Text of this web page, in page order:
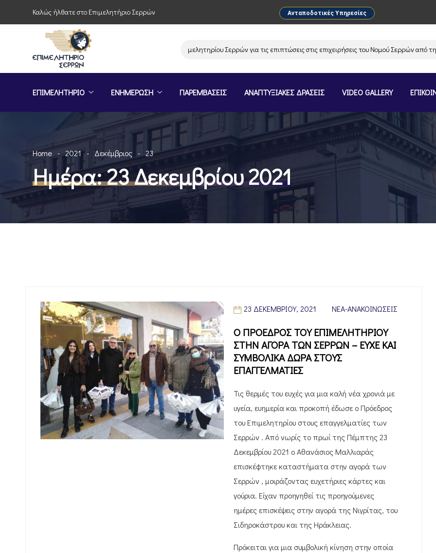
Καλώς ήλθατε στο Επιμελητήριο Σερρών Ανταποδοτικές Υπηρεσίες
Παρέμβαση του Επιμελητηρίου Σερρών για τις επιπτώσεις στις επιχειρήσεις του Νομού Σερρών από
ΕΠΙΜΕΛΗΤΗΡΙΟ ΕΝΗΜΕΡΩΣΗ ΠΑΡΕΜΒΑΣΕΙΣ ΑΝΑΠΤΥΞΙΑΚΕΣ ΔΡΑΣΕΙΣ VIDEO GALLERY
Home 2021 Δεκέμβριος 23
Ημέρα:23 Δεκεμβρίου 2021
23 ΔΕΚΕΜΒΡΊΟΥ, 2021 ΝΈΑ-ΑΝΑΚΟΙΝΏΣΕΙΣ
Ο ΠΡΟΕΔΡΟΣ ΤΟΥ ΕΠΙΜΕΛΗΤΗΡΙΟΥ
ΣΤΗΝ ΑΓΟΡΑ ΤΩΝ ΣΕΡΡΩΝ – ΕΥΧΕ ΚΑΙ
ΣΥΜΒΟΛΙΚΑ ΔΩΡΑ ΣΤΟΥΣ
ΕΠΑΓΓΕΛΜΑΤΙΕΣ
Τις θερμές του ευχές για μια καλή νέα χρονιά με
υγεία, ευημερία και προκοπή έδωσε ο Πρόεδρος
του Επιμελητηρίου στους επαγγελματίες των
Σερρών . Από νωρίς το πρωί της Πέμπτης 23
Δεκεμβρίου 2021 ο Αθανάσιος Μαλλιαράς
επισκέφτηκε καταστήματα στην αγορά των
Σερρών , μοιράζοντας ευχετήριες κάρτες και
γούρια. Είχαν προηγηθεί τις προηγούμενες
ημέρες επισκέψεις στην αγορά της Νιγρίτας, του
Σιδηροκάστρου και της Ηράκλειας.
Πρόκειται για μια συμβολική κίνηση στην οποία